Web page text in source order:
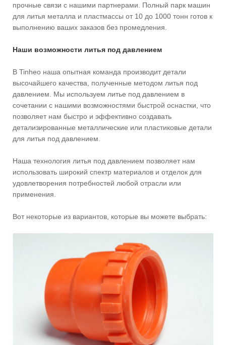
прочные связи с нашими партнерами. Полный парк машин
для литья металла и пластмассы от 10 до 1000 тонн готов к
выполнению ваших заказов без промедления.
Наши возможности литья под давлением
В Tinheo наша опытная команда производит детали
высочайшего качества, полученные методом литья под
давлением. Мы используем литье под давлением в
сочетании с нашими возможностями быстрой оснастки, что
позволяет нам быстро и эффективно создавать
детализированные металлические или пластиковые детали
для литья под давлением.
Наша технология литья под давлением позволяет нам
использовать широкий спектр материалов и отделок для
удовлетворения потребностей любой отрасли или
применения.
Вот некоторые из вариантов, которые вы можете выбрать: